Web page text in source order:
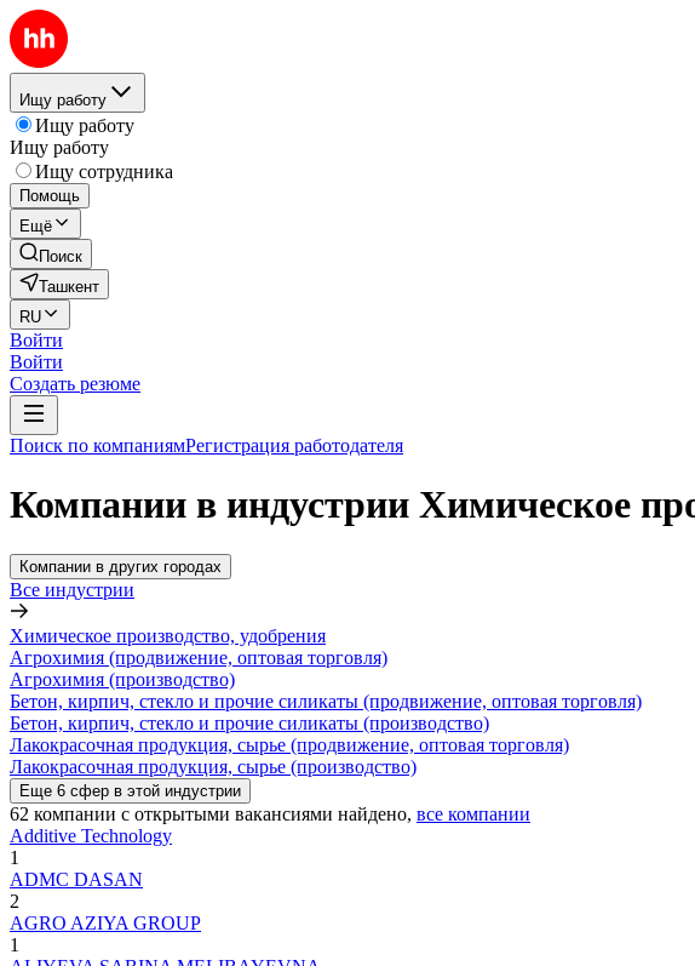
Ищу работу
Ищу работу
Ищу работу
Ищу сотрудника
Помощь
Ещё
Поиск
Ташкент
RU
Войти
Войти
Создать резюме
Поиск по компаниямРегистрация работодателя
Компании в индустрии Химическое
Компании в других городах
Все индустрии
Химическое производство, удобрения
Агрохимия (продвижение, оптовая торговля)
Агрохимия (производство)
Бетон, кирпич, стекло и прочие силикаты (продвижение, оптовая торговля)
Бетон, кирпич, стекло и прочие силикаты (производство)
Лакокрасочная продукция, сырье (продвижение, оптовая торговля)
Лакокрасочная продукция, сырье (производство)
Еще 6 сфер в этой индустрии
62 компании с открытыми вакансиями найдено, все компании
Additive Technology
1
ADMC DASAN
2
AGRO AZIYA GROUP
1